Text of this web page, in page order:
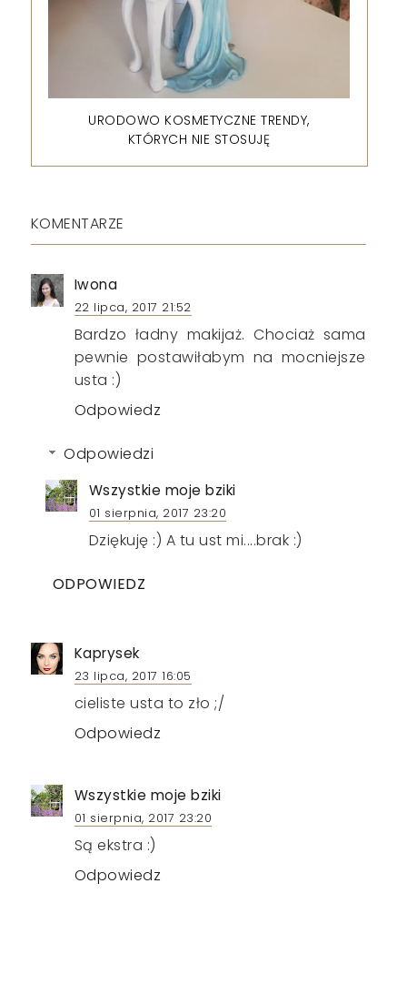
URODOWO KOSMETYCZNE TRENDY,
KTÓRYCH NIE STOSUJĘ
KOMENTARZE
Iwona
22 lipca, 2017 21:52
Bardzo ładny makijaż. Chociaż sama
pewnie postawiłabym na mocniejsze
usta :)
Odpowiedz
Odpowiedzi
Wszystkie moje bziki
01 sierpnia, 2017 23:20
Dziękuję :) A tu ust mi....brak :)
ODPOWIEDZ
Kaprysek
23 lipca, 2017 16:05
cieliste usta to zło ;/
Odpowiedz
Wszystkie moje bziki
01 sierpnia, 2017 23:20
Są ekstra :)
Odpowiedz